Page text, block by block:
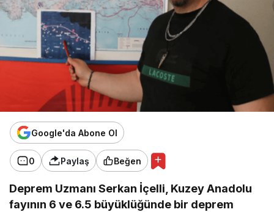
Google'da Abone Ol
0 Paylaş Beğen
Deprem Uzmanı Serkan İçelli, Kuzey Anadolu
fayının 6 ve 6.5 büyüklüğünde bir deprem